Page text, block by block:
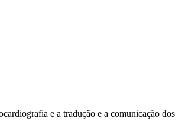
e a tradução e a comunicação dos